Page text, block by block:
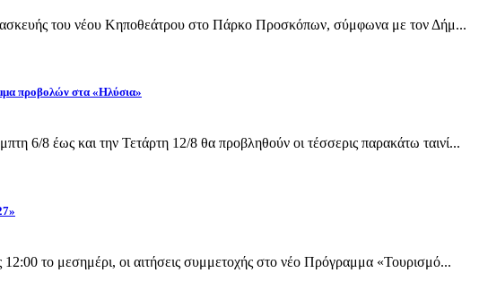
του νέου Κηποθεάτρου στο Πάρκο Προσκόπων, σύμφωνα με τον Δήμ...
προβολών στα «Ηλύσια»
6/8 έως και την Τετάρτη 12/8 θα προβληθούν οι τέσσερις παρακάτω ταινί...
το μεσημέρι, οι αιτήσεις συμμετοχής στο νέο Πρόγραμμα «Τουρισμό...